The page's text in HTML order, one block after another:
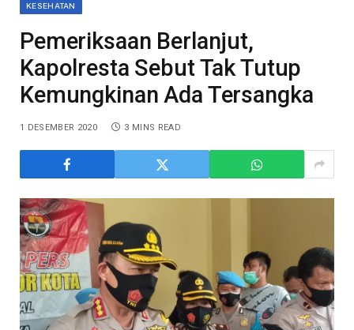
KESEHATAN
Pemeriksaan Berlanjut,
Kapolresta Sebut Tak Tutup
Kemungkinan Ada Tersangka
1 DESEMBER 2020 3 MINS READ